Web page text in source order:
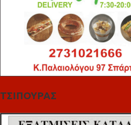
ΤΣΙΠΟΥΡΑΣ